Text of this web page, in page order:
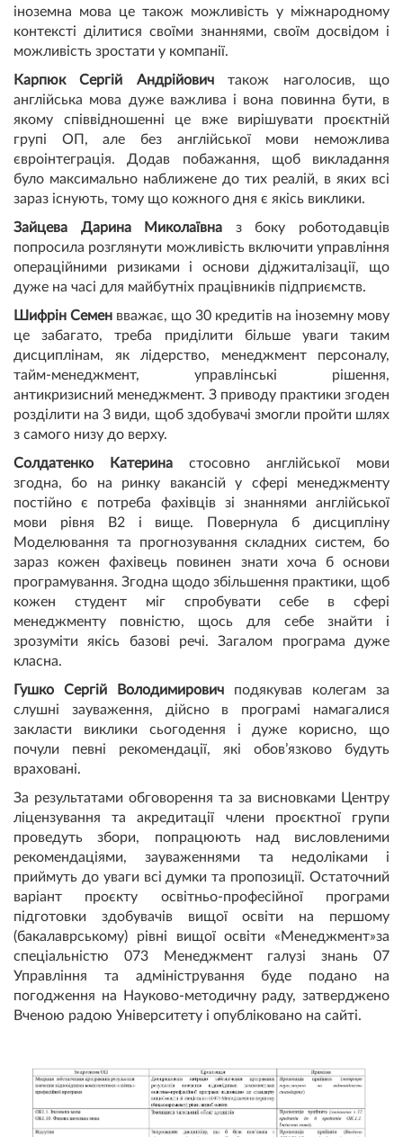
іноземна мова це також можливість у міжнародному
контексті ділитися своїми знаннями, своїм досвідом і
можливість зростати у компанії.
Карпюк Сергій Андрійовичтакож наголосив, що
англійська мова дуже важлива і вона повинна бути, в
якому співвідношенні це вже вирішувати проєктній
групі ОП, але без англійської мови неможлива
євроінтеграція. Додав побажання, щоб викладання
було максимально наближене до тих реалій, в яких всі
зараз існують, тому що кожного дня є якісь виклики.
Зайцева Дарина Миколаївна з боку роботодавців
попросила розглянути можливість включити управління
операційними ризиками і основи діджиталізації, що
дуже на часі для майбутніх працівників підприємств.
Шифрін Семен вважає, що 30 кредитів на іноземну мову
це забагато, треба приділити більше уваги таким
дисциплінам, як лідерство, менеджмент персоналу,
тайм-менеджмент, управлінські рішення,
антикризисний менеджмент. З приводу практики згоден
розділити на 3 види, щоб здобувачі змогли пройти шлях
з самого низу до верху.
Солдатенко Катерина стосовно англійської мови
згодна, бо на ринку вакансій у сфері менеджменту
постійно є потреба фахівців зі знаннями англійської
мови рівня В2 і вище. Повернула б дисципліну
Моделювання та прогнозування складних систем, бо
зараз кожен фахівець повинен знати хоча б основи
програмування. Згодна щодо збільшення практики, щоб
кожен студент міг спробувати себе в сфері
менеджменту повністю, щось для себе знайти і
зрозуміти якісь базові речі. Загалом програма дуже
класна.
Гушко Сергій Володимирович подякував колегам за
слушні зауваження, дійсно в програмі намагалися
закласти виклики сьогодення і дуже корисно, що
почули певні рекомендації, які обов’язково будуть
враховані.
За результатами обговорення та за висновками Центру
ліцензування та акредитації члени проєктної групи
проведуть збори, попрацюють над висловленими
рекомендаціями, зауваженнями та недоліками і
приймуть до уваги всі думки та пропозиції. Остаточний
варіант проєкту освітньо-професійної програми
підготовки здобувачів вищої освіти на першому
(бакалаврському) рівні вищої освіти «Менеджмент»за
спеціальністю 073 Менеджмент галузі знань 07
Управління та адміністрування буде подано на
погодження на Науково-методичну раду, затверджено
Вченою радою Університету і опубліковано на сайті.